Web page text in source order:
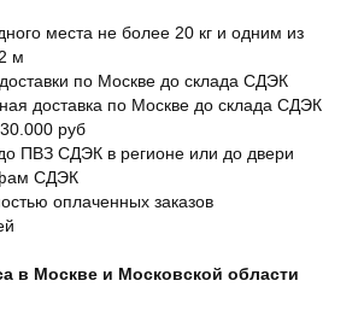
места не более 20 кг и одним из
м
по Москве до склада СДЭК
доставка по Москве до склада СДЭК
руб
ПВЗ СДЭК в регионе или до двери
СДЭК
оплаченных заказов
в Москве и Московской области